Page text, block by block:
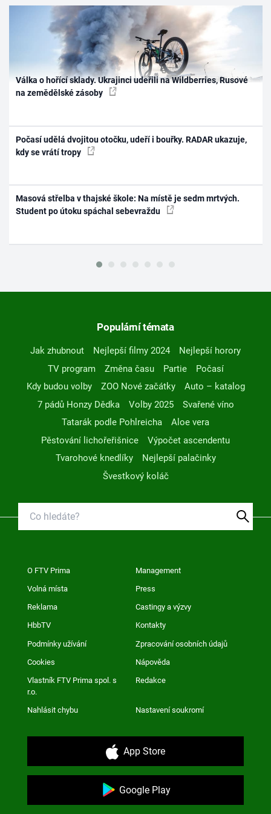
Válka o hořící sklady. Ukrajinci udeřili na Wildberries, Rusové
na zemědělské zásoby
Počasí udělá dvojitou otočku, udeří i bouřky. RADAR ukazuje,
kdy se vrátí tropy
Masová střelba v thajské škole: Na místě je sedm mrtvých.
Student po útoku spáchal sebevraždu
Populární témata
Jak zhubnout Nejlepší filmy 2024
Nejlepší horory
TV program
Změna času Partie
Počasí
Kdy budou volby
ZOO Nové začátky
Auto – katalog
7 pádů Honzy Dědka
Volby 2025
Svařené víno
Tatarák podle Pohlreicha
Aloe vera
Pěstování lichořeřišnice
Výpočet ascendentu
Tvarohové knedlíky
Nejlepší palačinky
Švestkový koláč
O FTV Prima Management
Volná místa Press
Reklama Castingy a výzvy
HbbTV Kontakty
Podmínky užívání Zpracování osobních údajů
Cookies Nápověda
Vlastník FTV Prima spol. s
r.o.
Redakce
Nahlásit chybu Nastavení soukromí
App Store
Google Play